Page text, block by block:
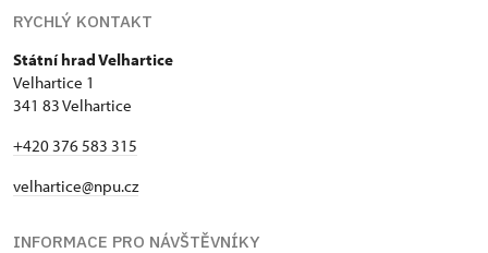
RYCHLÝ KONTAKT
Státní hrad Velhartice
Velhartice 1
341 83 Velhartice
+420 376 583 315
velhartice@npu.cz
INFORMACE PRO NÁVŠTĚVNÍKY